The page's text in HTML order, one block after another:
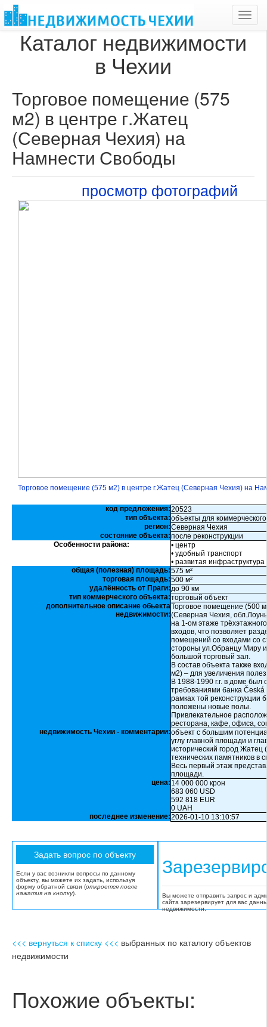
Каталог недвижимости
в Чехии
Торговое помещение (575
м2) в центре г.Жатец
(Северная Чехия) на
Намнести Свободы
просмотр фотографий
Торговое помещение (575 м2) в центре г.Жатец (Северная Чехия) на
код предложения:20523
тип объекта:объекты для
регион:Северная Чехия
состояние объекта:после реконструкции
Особенности района:
• центр
• удобный транспорт
• развитая инфраструктура
общая (полезная) площадь:575 м²
торговая площадь:500 м²
удалённость от Праги:до 90 км
тип коммерческого объекта:торговый объект
дополнительное описание обьекта
недвижимости:
Торговое помещение (500
(Северная Чехия,
на 1-ом этаже
входов, что позволяет
помещений со входами со
стороны ул.Обранцу Миру
большой торговый зал.
В состав объекта также
м2) – для увеличения
В 1988-1990 г.г. в доме был
требованиями банка
рамках той реконструкции
положены новые полы.
Привлекательное
ресторана, кафе, офиса,
недвижимость Чехии - комментарии:объект с большим
углу главной площади и
исторический город Жатец
технических памятников
Весь первый этаж
площади.
цена: 14 000 000 крон
683 060 USD
592 818 EUR
0 UAH
последнее изменение:2026-01-10 13:10:57
Если у вас возникли вопросы по данному
объекту, вы можете их задать, используя
форму обратной связи (откроется после
нажатия на кнопку).
Вы можете отправить запрос и
сайта зарезервирует для вас
недвижимости.
<<< вернуться к списку <<< выбранных по каталогу объектов
недвижимости
Похожие объекты: